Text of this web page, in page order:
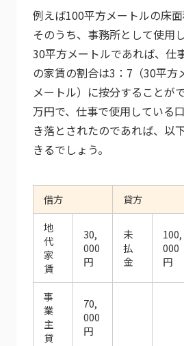
例えば100平方メートルの床面
そのうち、事務所として使用
30平方メートルであれば、仕
の家賃の割合は3：7（30平方
メートル）に按分することが
万円で、仕事で使用している
き落とされたのであれば、以
きるでしょう。
借方 貸方
地
代
家
賃
30,
000
円
未
払
金
100,
000
円
事
業
主
貸
70,
000
円